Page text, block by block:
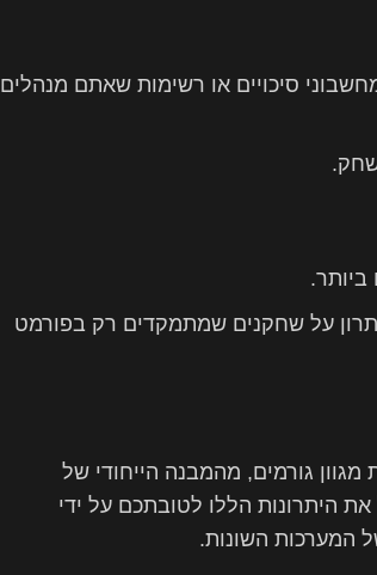
סיכויים או רשימות שאתם מנהלים
ביותר.
על שחקנים שמתמקדים רק בפורמט
גורמים, מהמבנה הייחודי של
היתרונות הללו לטובתכם על ידי
המערכות השונות.